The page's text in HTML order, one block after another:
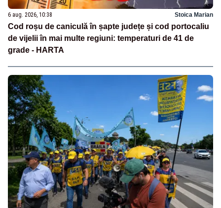
6 aug. 2026, 10:38 Stoica Marian
Cod roșu de caniculă în șapte județe și cod portocaliu
de vijelii în mai multe regiuni: temperaturi de 41 de
grade - HARTA